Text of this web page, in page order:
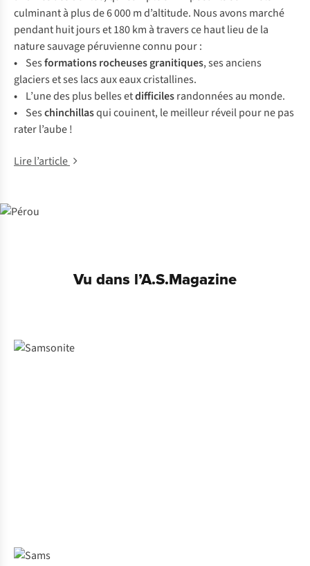
culminant à plus de 6 000 m d’altitude. Nous avons marché
pendant huit jours et 180 km à travers ce haut lieu de la
nature sauvage péruvienne connu pour :
• Sesformations rocheuses granitiques, ses anciens
glaciers et ses lacs aux eaux cristallines.
• L’une des plus belles etdifficilesrandonnées au monde.
• Seschinchillasqui couinent, le meilleur réveil pour ne pas
rater l’aube !
Lire l’article
Vu dans l’A.S.Magazine